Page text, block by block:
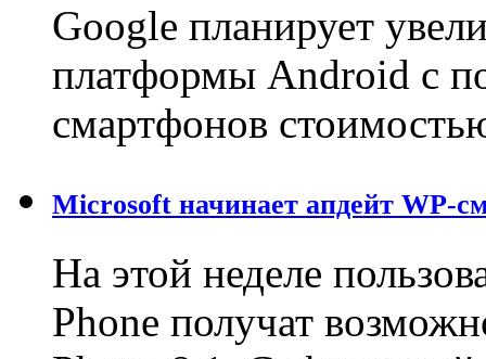
Google планирует
платформы Android с
смартфонов
Microsoft начинает апдейт WP-
На этой неделе
Phone получат